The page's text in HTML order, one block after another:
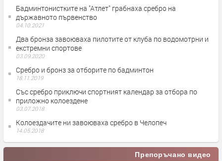
Бадминтонистките на "Атлет" грабнаха сребро на
държавното първенство
04.10.2021
Два бронза завоюваха пилотите от клуба по водомотрни и
екстремни спортове
03.09.2020
Сребро и бронз за отборите по бадминтон
18.11.2019
Със сребро приключи спортният календар за отбора по
приложно колоездене
03.07.2018
Колоездачите ни завоюваха сребро в Челопеч
14.05.2018
Препоръчано видео